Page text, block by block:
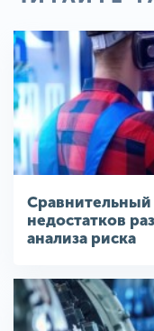
Сравнительный
недостатков
анализа риска